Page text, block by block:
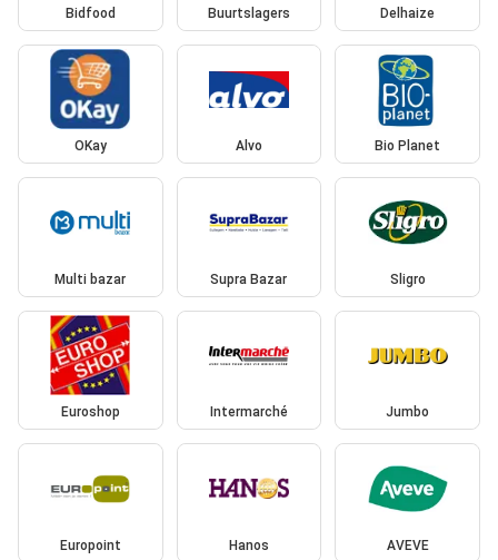
Bidfood Buurtslagers Delhaize
OKay Alvo Bio Planet
Multi bazar Supra Bazar Sligro
Euroshop Intermarché Jumbo
Europoint Hanos AVEVE